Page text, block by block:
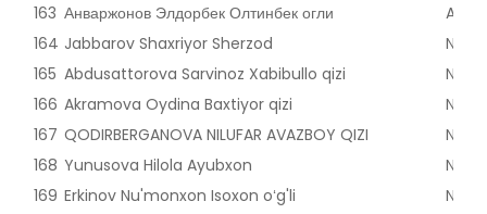
163 Анваржонов Элдорбек Олтинбек огли
164 Jabbarov Shaxriyor Sherzod
165 Abdusattorova Sarvinoz Xabibullo qizi
166 Akramova Oydina Baxtiyor qizi
167 QODIRBERGANOVA NILUFAR AVAZBOY QIZI
168 Yunusova Hilola Ayubxon
169 Erkinov Nu'monxon Isoxon oʻg'li